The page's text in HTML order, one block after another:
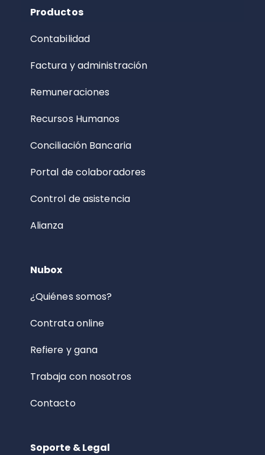
Productos
Contabilidad
Factura y administración
Remuneraciones
Recursos Humanos
Conciliación Bancaria
Portal de colaboradores
Control de asistencia
Alianza
Nubox
¿Quiénes somos?
Contrata online
Refiere y gana
Trabaja con nosotros
Contacto
Soporte & Legal